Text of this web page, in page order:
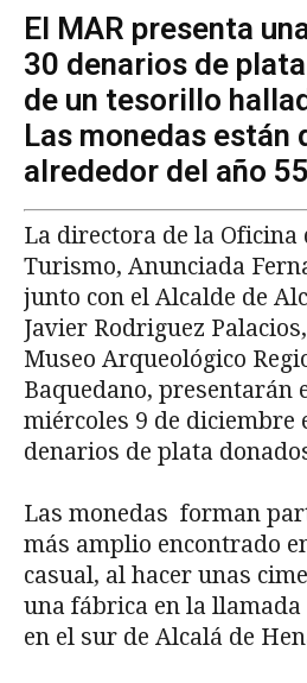
El MAR presenta
30 denarios de
de un tesorillo
Las monedas están
alrededor del año
La directora de la Oficina
Turismo, Anunciada
junto con el Alcalde de
Javier Rodriguez
Museo Arqueológico
Baquedano, presentarán
miércoles 9 de diciembre
denarios de plata
Las monedas forman
más amplio encontrado
casual, al hacer unas
una fábrica en la llamada
en el sur de Alcalá de